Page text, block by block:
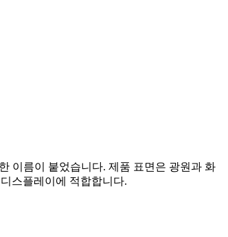
이름이 붙었습니다. 제품 표면은 광원과 화
스플레이에 적합합니다.